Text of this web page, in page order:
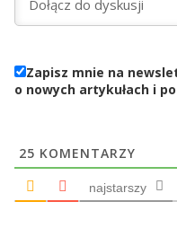
Zapisz mnie na
o nowych artykułach i
25 KOMENTARZY
najstarszy